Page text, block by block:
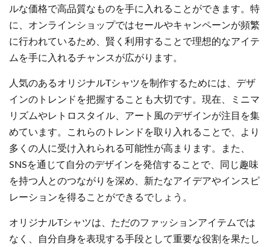
ルな価格で高品質なものを手に入れることができます。特
に、オンラインショップではセールやキャンペーンが頻繁
に行われているため、賢く利用することで理想的なアイテ
ムを手に入れるチャンスが広がります。
人気のあるオリジナルTシャツを制作するためには、デザ
インのトレンドを把握することも大切です。現在、ミニマ
リズムやレトロスタイル、アート風のデザインが注目を集
めています。これらのトレンドを取り入れることで、より
多くの人に受け入れられる可能性が高まります。また、
SNSを通じて自分のデザインを発信することで、同じ趣味
を持つ人とのつながりを深め、新たなアイデアやインスピ
レーションを得ることができるでしょう。
オリジナルTシャツは、ただのファッションアイテムでは
なく、自分自身を表現する手段として重要な役割を果たし